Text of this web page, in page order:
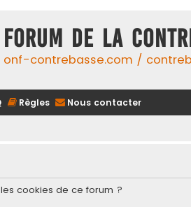
FORUM DE LA
onf-contrebasse.com /
Règles Nous contacter
cookies de ce forum ?